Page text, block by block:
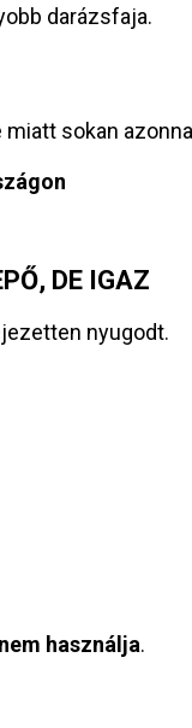
darázsfaja.
sokan
DE IGAZ
nyugodt.
használja.